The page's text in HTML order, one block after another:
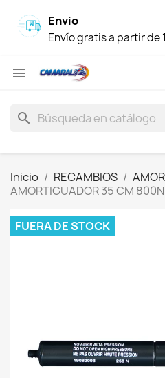
Envio
Envío gratis a partir de

search
Inicio RECAMBIOS
AMORTIGUADOR 35 CM 800N
FUERA DE STOCK